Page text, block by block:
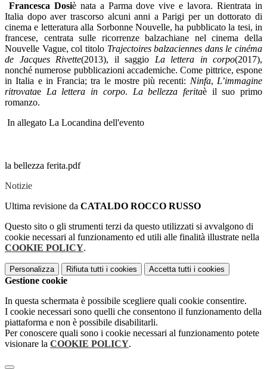
Francesca Dosiè nata a Parma dove vive e lavora. Rientrata in
Italia dopo aver trascorso alcuni anni a Parigi per un dottorato di
cinema e letteratura alla Sorbonne Nouvelle, ha pubblicato la tesi, in
francese, centrata sulle ricorrenze balzachiane nel cinema della
Nouvelle Vague, col titolo Trajectoires balzaciennes dans le cinéma
de Jacques Rivette(2013), il saggio La lettera in corpo(2017),
nonché numerose pubblicazioni accademiche. Come pittrice, espone
in Italia e in Francia; tra le mostre più recenti: Ninfa, L’immagine
ritrovatae La lettera in corpo. La bellezza feritaè il suo primo
romanzo.
In allegato La Locandina dell'evento
la bellezza ferita.pdf
Notizie
Ultima revisione da CATALDO ROCCO RUSSO
Questo sito o gli strumenti terzi da questo utilizzati si avvalgono di
cookie necessari al funzionamento ed utili alle finalità illustrate nella
COOKIE POLICY.
Personalizza Rifiuta tutti i cookies Accetta tutti i cookies
Gestione cookie
In questa schermata è possibile scegliere quali cookie consentire.
I cookie necessari sono quelli che consentono il funzionamento della
piattaforma e non è possibile disabilitarli.
Per conoscere quali sono i cookie necessari al funzionamento potete
visionare la COOKIE POLICY.